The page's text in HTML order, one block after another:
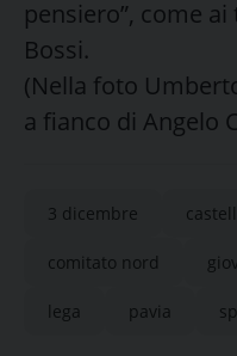
pensiero”, come
Bossi.
(Nella foto
a fianco di Angelo
3 dicembre
comitato nord
lega pavia